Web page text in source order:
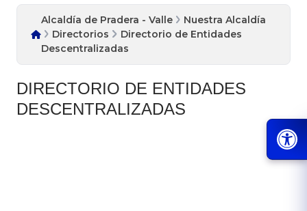
Alcaldía de Pradera - Valle
Nuestra Alcaldía
Directorios
Directorio de Entidades
Descentralizadas
DIRECTORIO DE ENTIDADES
DESCENTRALIZADAS